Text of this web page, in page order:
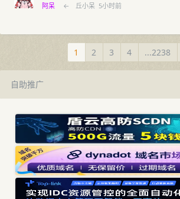
阿呆 ← 丘小呆 5小时前
1 2 3 4 ...2238
自助推广